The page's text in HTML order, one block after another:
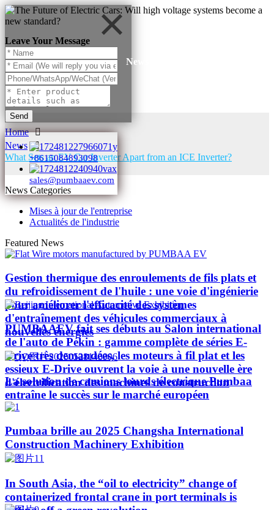
Leave Your Message
Send
+8615084893098
sales@pumbaaev.com
News
Home
News
What Sets an EV Car Inverter Apart from an ICE Inverter?
News Categories
Mises à jour de l'entreprise
Actualités de l'industrie
Featured News
Gestion thermique des enroulements de fils plats et
du refroidissement de l'huile : une voie d'ingénierie
pour améliorer l'efficacité des systèmes
d'entraînement des véhicules commerciaux à
nouvelles énergies
PUMBAAEV fait ses débuts au Salon international
de l'auto de Pékin : gamme complète de séries E-
Drive très demandées, les moteurs à fil plat et les
essieux E-Drive ouvrent la voie à une nouvelle ère
d'électrification des machines de construction
La solution de camions lourds électrique Pumbaa
entraîne le succès sur le marché européen
Pumbaa brille au 2025 Changsha International
Construction Machinery Exhibition
In South Asia, the “oil to electricity” change of
containerized frontal crane in port terminals is